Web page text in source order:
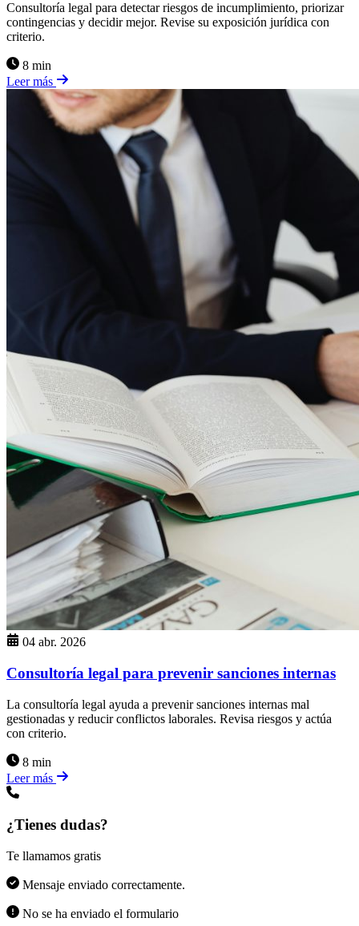
Consultoría legal para detectar riesgos de incumplimiento, priorizar
contingencias y decidir mejor. Revise su exposición jurídica con
criterio.
8 min
Leer más
04 abr. 2026
Consultoría legal para prevenir sanciones internas
La consultoría legal ayuda a prevenir sanciones internas mal
gestionadas y reducir conflictos laborales. Revisa riesgos y actúa
con criterio.
8 min
Leer más
¿Tienes dudas?
Te llamamos gratis
Mensaje enviado correctamente.
No se ha enviado el formulario